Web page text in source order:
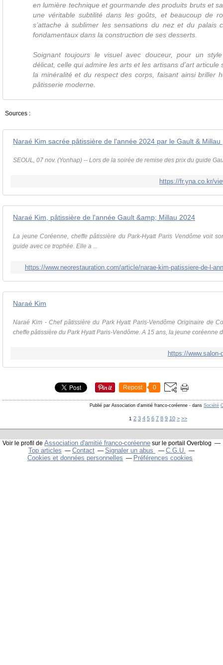
en lumière technique et gourmande des produits bruts et
une véritable subtilité dans les goûts, et beaucoup de
s’attache à sublimer les sensations du nez et du palais
fondamentaux dans la construction de ses desserts.
Soignant toujours le visuel avec douceur, pour un
délicat, celle qui admire les arts et les artisans d’art articule
la minéralité et du respect des corps, faisant ainsi briller
pâtisserie moderne.
Sources :
SEOUL, 07 nov. (Yonhap) -- Lors de la soirée de remise des prix du guide
https://fr.yna.co.kr/
Naraé Kim, pâtissière de l'année Gault &amp; Millau 2024
La jeune Coréenne, cheffe pâtissière du Park-Hyatt Paris Vendôme voit
guide avec ce trophée. Elle a ...
https://www.neorestauration.com/article/narae-kim-patissiere-de-l-
Naraé Kim
Naraé Kim - Chef pâtissière du Park Hyatt Paris-Vendôme Originaire de
cheffe pâtissière du Park Hyatt Paris-Vendôme. A 15 ans, la jeune coréenne
https://
Repost 0
Publié par Association d'amitié franco-coréenne - dans Société
1 2 3 4 5 6 7 8 9 10 > >>
Voir le profil de Association d'amitié franco-coréenne sur le portail Overblog
Top articles Contact Signaler un abus
C.G.U.
Cookies et données personnelles
Préférences cookies